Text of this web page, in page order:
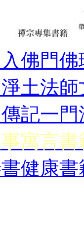
佛門佛
淨土法師
記一門
寓言書
健康書